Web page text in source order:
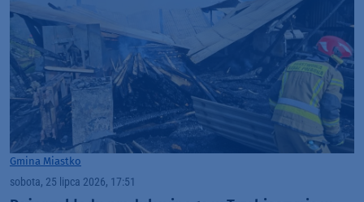
Gmina Miastko
sobota, 25 lipca 2026, 17:51